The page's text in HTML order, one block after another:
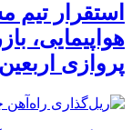
استقرار
هواپیمایی،
پروازی اربعین